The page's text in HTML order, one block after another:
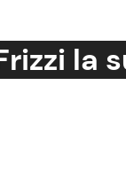
la